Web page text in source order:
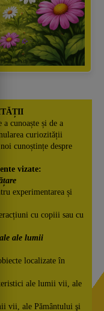
a cunoaște și de a
curiozității
cunoștințe despre
vizate:
experimentarea și
cu copiii sau cu
ale lumii
localizate în
ale lumii vii, ale
vii, ale Pământului şi